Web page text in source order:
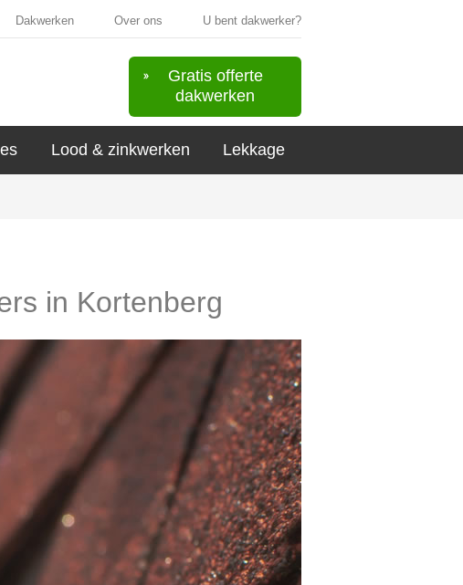
Dakwerken Over ons U bent dakwerker?
Gratis offerte
dakwerken
Lood & zinkwerken Lekkage
in Kortenberg